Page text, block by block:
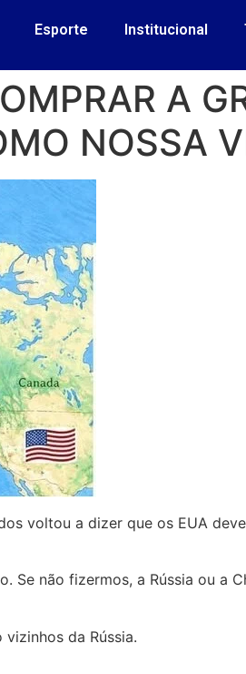
Esporte Institucional
A
NOSSA
voltou a dizer que os EUA
Se não fizermos, a Rússia ou a
da Rússia.